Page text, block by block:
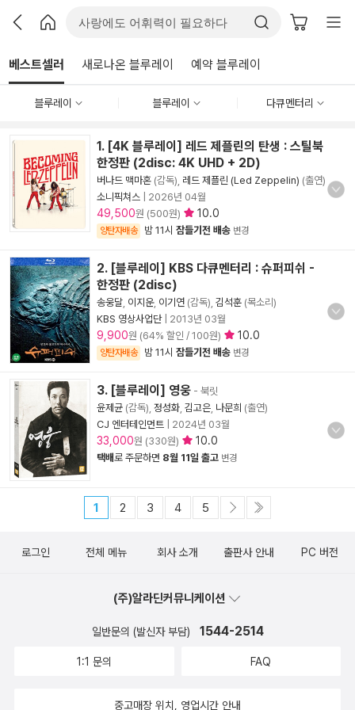
베스트셀러 새로나온 블루레이 예약 블루레이
블루레이 블루레이 다큐멘터리
1. [4K 블루레이] 레드 제플린의 탄생 : 스틸북
한정판 (2disc: 4K UHD + 2D)
버나드 맥마혼 (감독), 레드 제플린 (Led Zeppelin) (출연)
소니픽쳐스
2026년 04월
49,500원 (500원) 10.0
양탄자배송 밤 11시 잠들기전 배송 변경
2. [블루레이] KBS 다큐멘터리 : 슈퍼피쉬 -
한정판 (2disc)
송웅달 이지운, 이기연 (감독), 김석훈 (목소리)
KBS 영상사업단| 2013년 03월
9,900원 (64% 할인 / 100원) 10.0
양탄자배송 밤 11시 잠들기전 배송 변경
3. [블루레이] 영웅 - 북릿
윤제균 (감독), 정성화 김고은 나문희 (출연)
CJ 엔터테인먼트
2024년 03월
33,000원 (330원) 10.0
택배로 주문하면 8월 11일 출고 변경
1 2 3 4 5
로그인 전체 메뉴 회사 소개 출판사 안내 PC 버전
(주)알라딘커뮤니케이션
일반문의 (발신자 부담) 1544-2514
1:1 문의 FAQ
중고매장 위치, 영업시간 안내